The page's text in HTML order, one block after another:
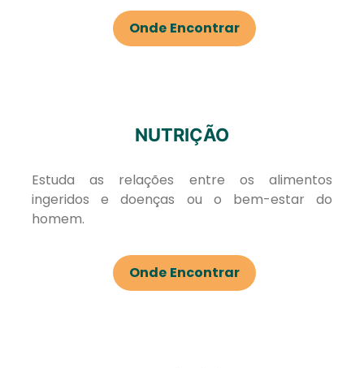
Onde Encontrar
NUTRIÇÃO
Estuda as relações entre os alimentos
ingeridos e doenças ou o bem-estar do
homem.
Onde Encontrar